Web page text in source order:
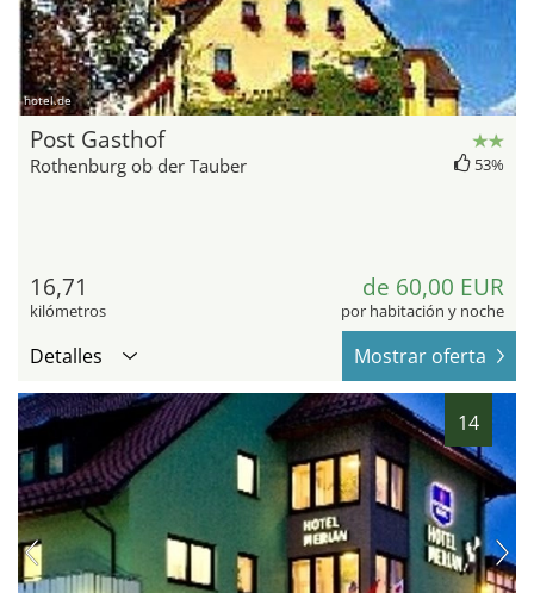
hotel.de
Post Gasthof
Rothenburg ob der Tauber 53%
16,71
kilómetros
de 60,00 EUR
por habitación y noche
Detalles Mostrar oferta
14